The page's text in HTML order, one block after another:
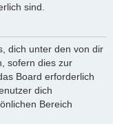
sind.
dich unter den von dir
sofern dies zur
Board erforderlich
dich
Bereich